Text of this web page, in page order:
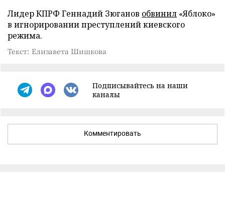
Лидер КПРФ Геннадий Зюганов обвинил «Яблоко»
в игнорировании преступлений киевского
режима.
Текст: Елизавета Шишкова
Подписывайтесь на наши
каналы
Комментировать